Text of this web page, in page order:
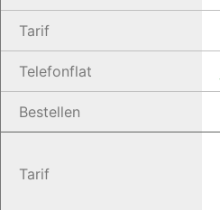
Tarif
Telefonflat
Bestellen
Tarif